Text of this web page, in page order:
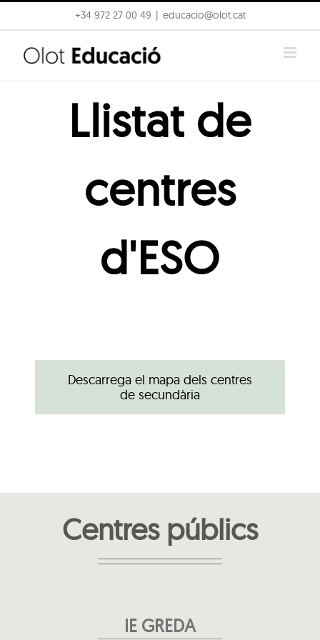
to
content
+34 972 27 00 49 educacio@olot.cat
Llistat de
centres
d'ESO
Descarrega el mapa dels centres
de secundària
Centres públics
IE GREDA